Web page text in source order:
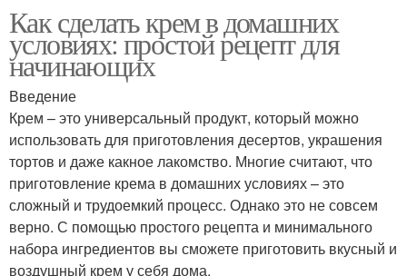
Как сделать крем в домашних
условиях: простой рецепт для
начинающих
Введение
Крем – это универсальный продукт, который можно
использовать для приготовления десертов, украшения
тортов и даже какное лакомство. Многие считают, что
приготовление крема в домашних условиях – это
сложный и трудоемкий процесс. Однако это не совсем
верно. С помощью простого рецепта и минимального
набора ингредиентов вы сможете приготовить вкусный и
воздушный крем у себя дома.